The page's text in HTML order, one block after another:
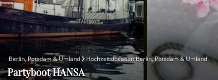
Berlin, Potsdam & Umland Hochzeitslocation Berlin, Potsdam & Umland
Partyboot HANSA